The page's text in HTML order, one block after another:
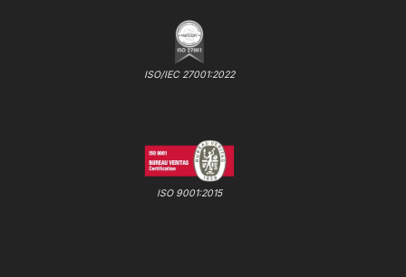
ISO/IEC 27001:2022
ISO 9001:2015